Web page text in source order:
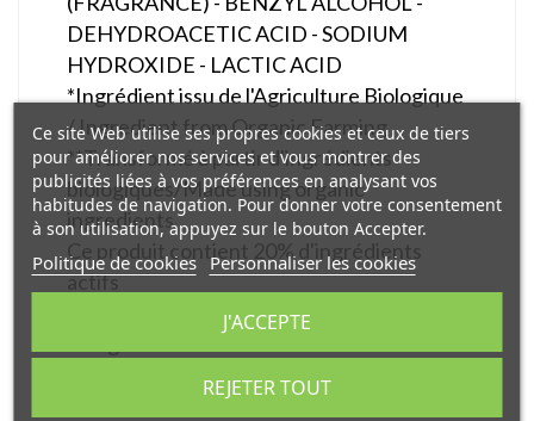
DEHYDROACETIC ACID - SODIUM
HYDROXIDE - LACTIC ACID
*Ingrédient issu de l'Agriculture Biologique
/ Ingredient from Organic Farming
**Transformé à partir d'ingrédients
biologiques/Made using organic
ingredients
Ce produit contient 20% d'ingrédients
actifs
99,2% du total des ingrédients sont
20% du total des ingrédients sont issus de
l'agriculture biologique.
Ce site Web utilise ses propres cookies et ceux de tiers
pour améliorer nos services et vous montrer des
publicités liées à vos préférences en analysant vos
habitudes de navigation. Pour donner votre consentement
à son utilisation, appuyez sur le bouton Accepter.
Politique de cookies Personnaliser les cookies
REJETER TOUT
J'ACCEPTE